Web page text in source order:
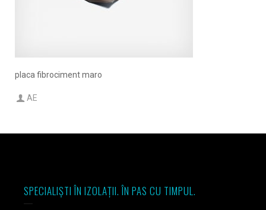
placa fibrociment maro
AE
SPECIALIȘTI ÎN IZOLAȚII. ÎN PAS CU TIMPUL.